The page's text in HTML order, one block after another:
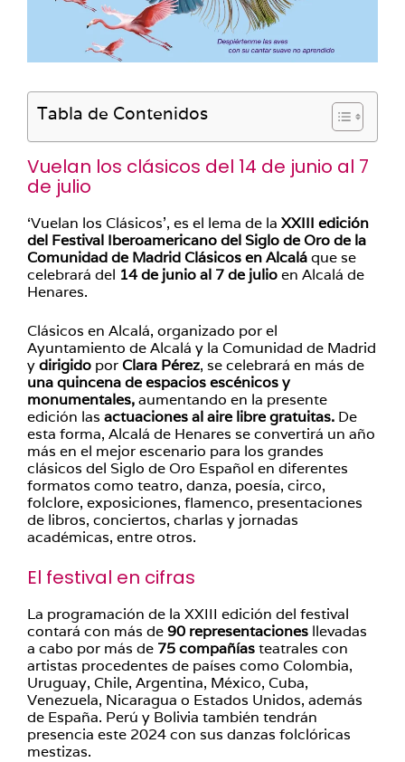
Tabla de Contenidos
Vuelan los clásicos del 14 de junio al 7
de julio
‘Vuelan los Clásicos’, es el lema de la XXIII edición
del Festival Iberoamericano del Siglo de Oro de la
Comunidad de Madrid Clásicos en Alcaláque se
celebrará del 14 de junio al 7 de julioen Alcalá de
Henares.
Clásicos en Alcalá, organizado por el
Ayuntamiento de Alcalá y la Comunidad de Madrid
ydirigido por Clara Pérez, se celebrará en más de
una quincena de espacios escénicos y
monumentales,aumentando en la presente
edición las actuaciones al aire libre gratuitas. De
esta forma, Alcalá de Henares se convertirá un año
más en el mejor escenario para los grandes
clásicos del Siglo de Oro Español en diferentes
formatos como teatro, danza, poesía, circo,
folclore, exposiciones, flamenco, presentaciones
de libros, conciertos, charlas y jornadas
académicas, entre otros.
El festival en cifras
La programación de la XXIII edición del festival
contará con más de90 representaciones llevadas
a cabo por más de 75 compañíasteatrales con
artistas procedentes de países como Colombia,
Uruguay, Chile, Argentina, México, Cuba,
Venezuela, Nicaragua o Estados Unidos, además
de España. Perú y Bolivia también tendrán
presencia este 2024 con sus danzas folclóricas
mestizas.